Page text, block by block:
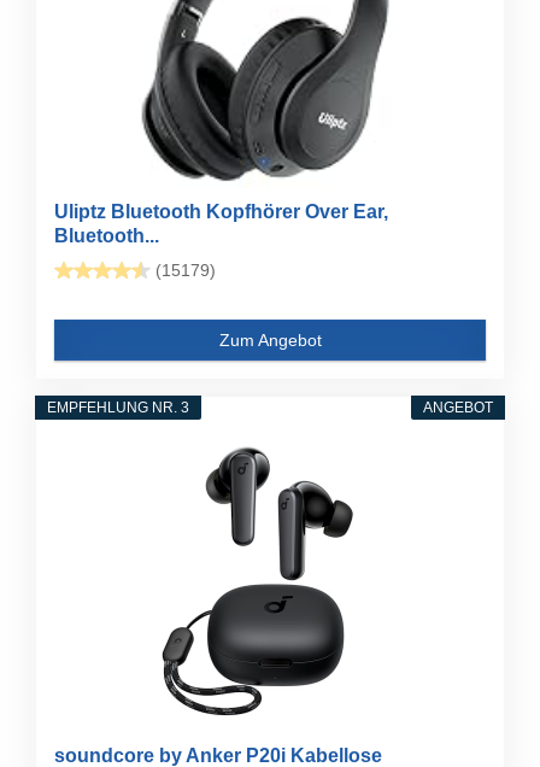
Uliptz Bluetooth Kopfhörer Over Ear,
Bluetooth...
(15179)
Zum Angebot
ANGEBOT
EMPFEHLUNG NR. 3
soundcore by Anker P20i Kabellose